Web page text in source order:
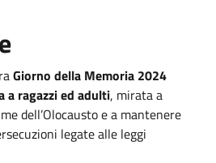
Giorno della Memoria 2024
a ragazzi ed adulti, mirata a
dell’Olocausto e a mantenere
legate alle leggi